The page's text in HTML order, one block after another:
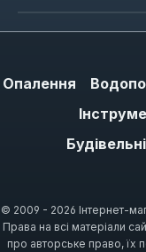
Опалення
© 2009 - 2026 Інтернет-
Права на всі матеріали
про авторське право, їх